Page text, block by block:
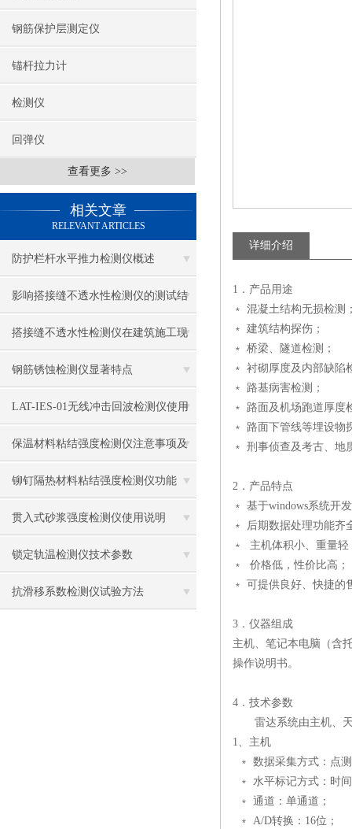
钢筋保护层测定仪
锚杆拉力计
检测仪
回弹仪
查看更多 >>
相关文章
RELEVANT ARTICLES
防护栏杆水平推力检测仪概述
影响搭接缝不透水性检测仪的测试结
果的因素有哪些？
搭接缝不透水性检测仪在建筑施工现
场中的应用
钢筋锈蚀检测仪显著特点
LAT-IES-01无线冲击回波检测仪使用
操作方法
保温材料粘结强度检测仪注意事项及
保养
铆钉隔热材料粘结强度检测仪功能
贯入式砂浆强度检测仪使用说明
锁定轨温检测仪技术参数
抗滑移系数检测仪试验方法
详细介绍
1．产品用途
﹡ 混凝土结构无损检测
﹡ 建筑结构探伤；
﹡ 桥梁、隧道检测；
﹡ 衬砌厚度及内部缺陷
﹡ 路基病害检测；
﹡ 路面及机场跑道厚度
﹡ 路面下管线等埋设物
﹡ 刑事侦查及考古、地
2．产品特点
﹡ 基于windows系统开
﹡ 后期数据处理功能齐
﹡ 主机体积小、重量
﹡ 价格低，性价比高；
﹡ 可提供良好、快捷的
3．仪器组成
主机、笔记本电脑（含
操作说明书。
4．技术参数
雷达系统由主机、天
1、主机
﹡ 数据采集方式：点
﹡ 水平标记方式：时
﹡ 通道：单通道；
﹡ A/D转换：16位；